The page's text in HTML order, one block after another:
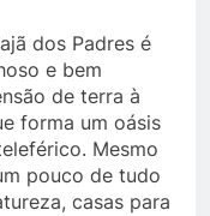
dos Padres é
e bem
de terra à
forma um oásis
Mesmo
pouco de tudo
casas para